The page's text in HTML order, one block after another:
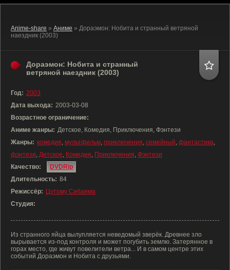
Anime-share » Аниме » Дораэмон: Нобита и странный ветряной
наездник (2003)
Дораэмон: Нобита и странный
ветряной наездник (2003)
Год: 2003
Дата выхода: 2003-03-08
Возрастное ограничение:
Аниме жанры: Детское, Комедия, Приключения, Фэнтези
Жанры: комедия, мультфильм, приключения, семейный, фантастика,
фэнтези, Детское, Комедия, Приключения, Фэнтези
Качество:
DVDRip
Длительность: 84
Режиссёр: Цутому Сибаяма
Студия:
Из странного яйца вылупляется неведомый зверёк. Древнее зло
вырывается из-под контроля и может погубить землю. Затерянное в
горах место, где живут повелители ветра... И в самом центре этих
событий Дораэмон и Нобита с друзьями.